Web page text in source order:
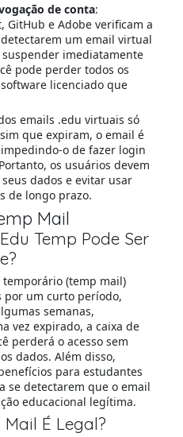
de conta:
GitHub e Adobe verificam a
um email virtual
imediatamente
pode perder todos os
licenciado que
emails .edu virtuais só
que expiram, o email é
o de fazer login
os usuários devem
dados e evitar usar
de longo prazo.
Mail
Temp Pode Ser
(temp mail)
por um curto período,
semanas,
vez expirado, a caixa de
perderá o acesso sem
dados. Além disso,
para estudantes
se detectarem que o email
educacional legítima.
É Legal?